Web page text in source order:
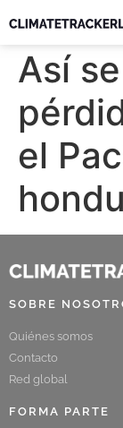
Así
el
SOBRE
Quiénes somos
Contacto
Red global
FORMA PARTE